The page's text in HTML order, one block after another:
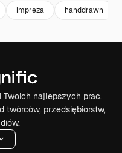
impreza handdrawn
najlepszych prac.
twórców, przedsiębiorstw,